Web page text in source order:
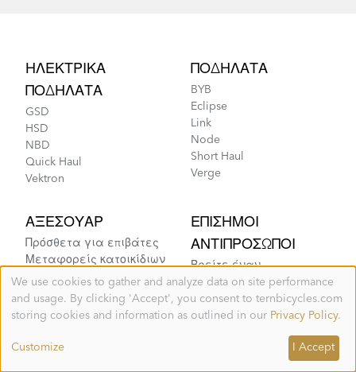
ΗΛΕΚΤΡΙΚΆ
ΠΟΔΉΛΑΤΑ
GSD
HSD
NBD
Quick Haul
Vektron
ΠΟΔΉΛΑΤΑ
BYB
Eclipse
Link
Node
Short Haul
Verge
ΑΞΕΣΟΥΆΡ
Πρόσθετα για επιβάτες
Μεταφορείς κατοικίδιων
Τσάντες και καλάθια
Ράφια
Ανταλλακτικά και
ΕΠΊΣΗΜΟΙ
ΑΝΤΙΠΡΌΣΩΠΟΙ
Βρείτε έναν
αντιπρόσωπο
Γιατί να πάτε σε έναν
αντιπρόσωπο;
Use
of
personal
and
We use cookies to gather and analyze data on site performance
and usage. By clicking 'Accept', you consent to ternbicycles.com
storing cookies and information as outlined in our Privacy Policy.
Customize I Accept